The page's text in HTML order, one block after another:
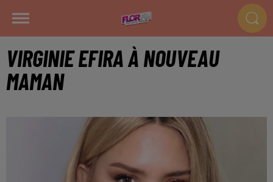
VIRGINIE EFIRA À NOUVEAU
MAMAN